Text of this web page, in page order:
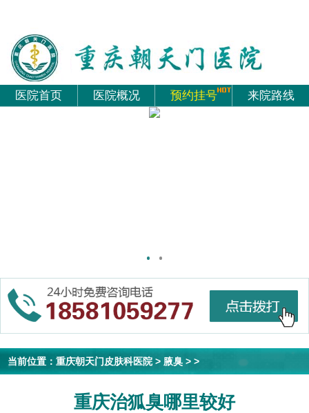
医院首页 医院概况 预约挂号 来院路线
当前位置：重庆朝天门皮肤科医院> 腋臭 > >
重庆治狐臭哪里较好